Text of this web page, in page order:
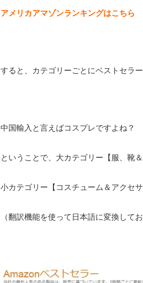
アメリカアマゾンランキングはこちら
すると、カテゴリーごとにベストセラ
中国輸入と言えばコスプレですよね？
ということで、大カテゴリー【服、靴
小カテゴリー【コスチューム＆アクセ
（翻訳機能を使って日本語に変換して